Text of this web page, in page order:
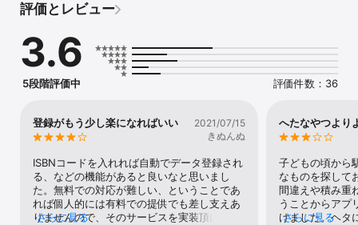
たメモなどを画像で保存できるようになっています。保存した要約
になっています。
基本的に一度読み終わった本は、よほどの良書でない限りはじめか
ら読み返す必要はありません。自分に必要な箇所を厳選して、繰り
返し読み返すことで効率よく知識を定着させることが可能です。
【レコドクの特徴】
・読書後の評価を一覧で簡単に確認できる
・読書ステータス（既読、読書中、未読）を一覧で確認できる
・返却する必要がある本は、アラート通知機能で返却忘れを防止
・本の要約を記録保存できる
評価とレビュー
3.6
5段階評価中 評価件数：36
登録がもう少し楽になればいい
2021/07/15
きぬんぬ
ISBNコードを入れれば自動でデータ登録され
る、などの機能があると良いなと思いまし
た。無料での対応が難しい、ということであ
れば個人的には有料での提供でも差し支えあ
りませんので、そのサービスを実装頂けない
さらに見る
へたなやつより
子どもの頃から
なものを探して
間違えや積み重
うことからアプ
けました。ヘタ
さらに見る